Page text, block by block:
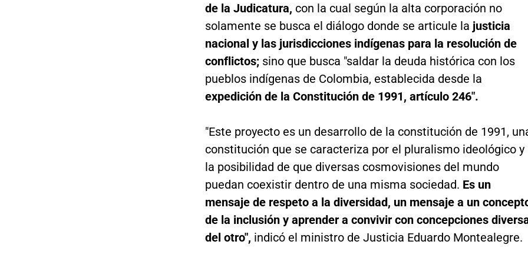
de la Judicatura, con la cual según la alta corporación no
solamente se busca el diálogo donde se articule la justicia
nacional y las jurisdicciones indígenas para la resolución de
conflictos; sino que busca "saldar la deuda histórica con los
pueblos indígenas de Colombia, establecida desde la
expedición de la Constitución de 1991, artículo 246".
"Este proyecto es un desarrollo de la constitución de 1991,
constitución que se caracteriza por el pluralismo ideológico y
la posibilidad de que diversas cosmovisiones del mundo
puedan coexistir dentro de una misma sociedad. Es un
mensaje de respeto a la diversidad, un mensaje a un
de la inclusión y aprender a convivir con concepciones
del otro", indicó el ministro de Justicia Eduardo Montealegre.